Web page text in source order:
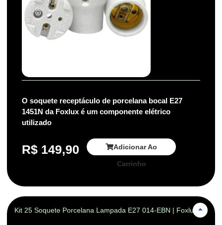
O soquete receptáculo de porcelana bocal E27
1451N da Foxlux é um componente elétrico
utilizado
R$ 149,90 Adicionar Ao
Carrinho
Kit 25 Soquete Porcelana Lampada E27 014-EBN | Foxlux